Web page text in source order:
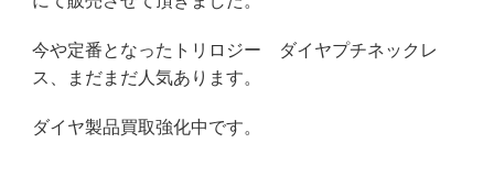
今や定番となったトリロジー ダイヤプチネックレ
ス、まだまだ人気あります。
ダイヤ製品買取強化中です。